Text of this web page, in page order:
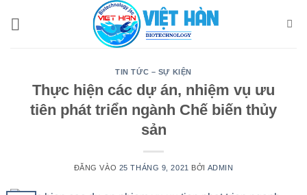
TIN TỨC – SỰ KIỆN
Thực hiện các dự án, nhiệm vụ ưu
tiên phát triển ngành Chế biến thủy
sản
ĐĂNG VÀO 25 THÁNG 9, 2021 BỞI ADMIN